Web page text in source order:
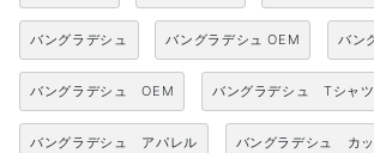
バングラデシュ バングラデシュ OEM バン
バングラデシュ OEM バングラデシュ Tシャツ
バングラデシュ アパレル バングラデシュ カ